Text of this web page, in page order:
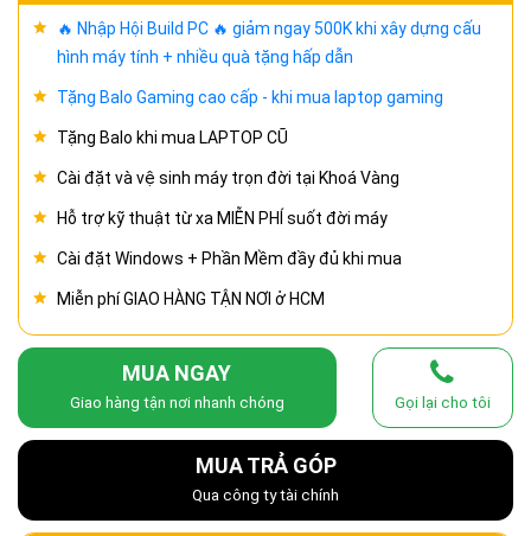
🔥 Nhập Hội Build PC 🔥 giảm ngay 500K khi xây dựng cấu
hình máy tính + nhiều quà tặng hấp dẫn
Tặng Balo Gaming cao cấp - khi mua laptop gaming
Tặng Balo khi mua LAPTOP CŨ
Cài đặt và vệ sinh máy trọn đời tại Khoá Vàng
Hỗ trợ kỹ thuật từ xa MIỄN PHÍ suốt đời máy
Cài đặt Windows + Phần Mềm đầy đủ khi mua
Miễn phí GIAO HÀNG TẬN NƠI ở HCM
MUA NGAY
Giao hàng tận nơi nhanh chóng Gọi lại cho tôi
MUA TRẢ GÓP
Qua công ty tài chính